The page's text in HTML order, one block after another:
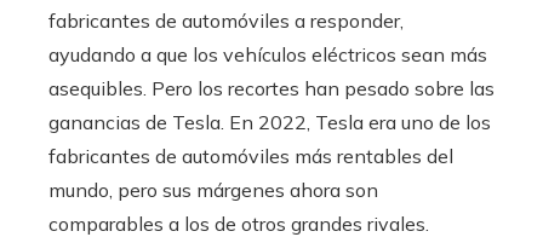
fabricantes de automóviles a responder,
ayudando a que los vehículos eléctricos sean más
asequibles. Pero los recortes han pesado sobre las
ganancias de Tesla. En 2022, Tesla era uno de los
fabricantes de automóviles más rentables del
mundo, pero sus márgenes ahora son
comparables a los de otros grandes rivales.